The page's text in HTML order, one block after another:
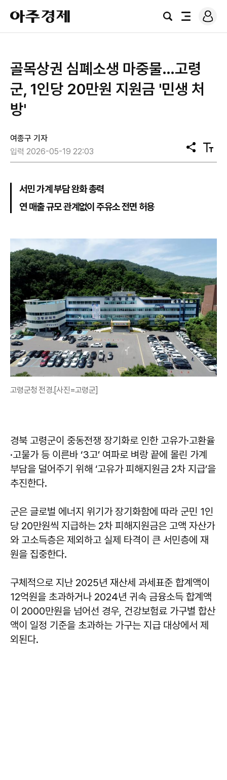
아
주
경
검
전
로
그
골목상권 심폐소생 마중물…고령
군, 1인당 20만원 지원금 '민생 처
방'
여종구 기자
입력 2026-05-19 22:03
공
유
텍
스
서민 가계 부담 완화 총력
연 매출 규모 관계없이 주유소 전면 허용
고령군청 전경.[사진=고령군]
경북 고령군이 중동전쟁 장기화로 인한 고유가·고환율
·고물가 등 이른바 ‘3고’ 여파로 벼랑 끝에 몰린 가계
부담을 덜어주기 위해 ‘고유가 피해지원금 2차 지급’을
추진한다.
군은 글로벌 에너지 위기가 장기화함에 따라 군민 1인
당 20만원씩 지급하는 2차 피해지원금은 고액 자산가
와 고소득층은 제외하고 실제 타격이 큰 서민층에 재
원을 집중한다.
구체적으로 지난 2025년 재산세 과세표준 합계액이
12억원을 초과하거나 2024년 귀속 금융소득 합계액
이 2000만원을 넘어선 경우, 건강보험료 가구별 합산
액이 일정 기준을 초과하는 가구는 지급 대상에서 제
외된다.